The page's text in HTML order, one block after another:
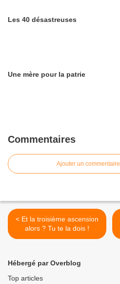
Les 40 désastreuses
Une mère pour la patrie
Commentaires
Ajouter un commentaire
< Et la troisième ascension
alors ? Tu te la dois !
Hébergé par Overblog
Top articles